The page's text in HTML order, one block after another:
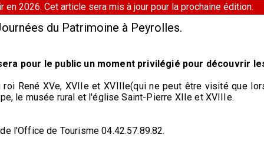
2026. Cet article sera mis à jour pour la prochaine édition.
du Patrimoine à Peyrolles.
pour le public un moment privilégié pour découvrir
René XVe, XVIIe et XVIIIe(qui ne peut être visité que
le musée rural et l'église Saint-Pierre XIIe et XVIIIe.
l'Office de Tourisme 04.42.57.89.82.